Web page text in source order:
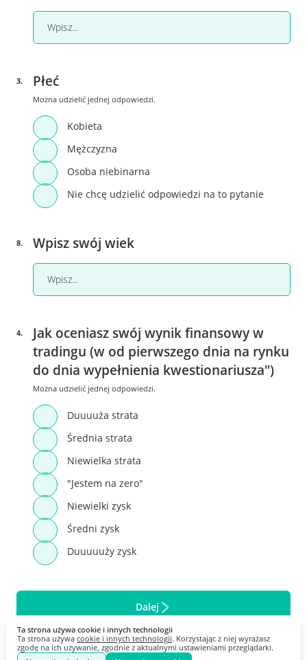
Ta strona używa cookie i innych technologii
Ta strona używa cookie i innych technologii. Korzystając z niej wyrażasz
zgodę na ich używanie, zgodnie z aktualnymi ustawieniami przeglądarki.
3. Płeć
Można udzielić jednej odpowiedzi.
Kobieta
Mężczyzna
Osoba niebinarna
Nie chcę udzielić odpowiedzi na to pytanie
8. Wpisz swój wiek
4.
Jak oceniasz swój wynik finansowy w
tradingu (w od pierwszego dnia na rynku
do dnia wypełnienia kwestionariusza")
Można udzielić jednej odpowiedzi.
Duuuuża strata
Średnia strata
Niewielka strata
"Jestem na zero"
Niewielki zysk
Średni zysk
Duuuuuży zysk
Dalej